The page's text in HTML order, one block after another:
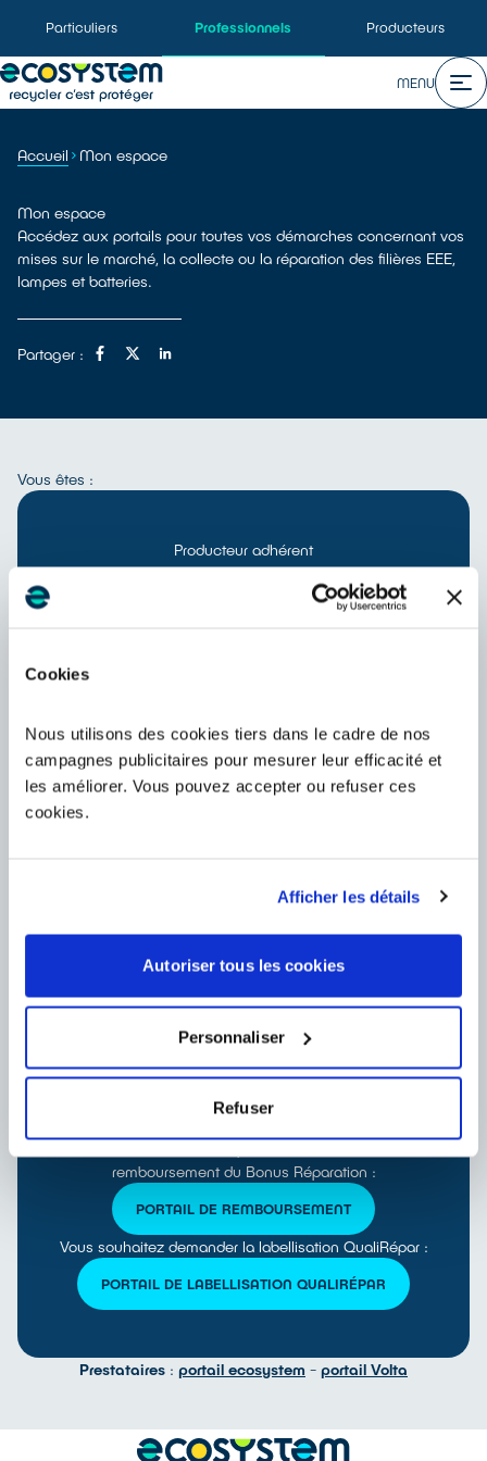
Cookies
Nous utilisons des cookies tiers dans le cadre de nos
campagnes publicitaires pour mesurer leur efficacité et
les améliorer. Vous pouvez accepter ou refuser ces
cookies.
Afficher les détails
Autoriser tous les cookies
Personnaliser
Refuser
Particuliers Professionnels Producteurs
MENU
Accueil Mon espace
Mon espace
Accédez aux portails pour toutes vos démarches concernant vos
mises sur le marché, la collecte ou la réparation des filières EEE,
lampes et batteries.
Partager :
Vous êtes :
Producteur adhérent
Déclarez vos mises sur le marché et accédez à vos
contrats et factures au même endroit :
Détenteur d'équipements usagés et gestionnaire de
déchets
Vous collectez, possédez ou stockez des équipements
EEE & lampes
remboursement du Bonus Réparation :
PORTAIL DE REMBOURSEMENT
Vous souhaitez demander la labellisation QualiRépar :
PORTAIL DE LABELLISATION QUALIRÉPAR
Prestataires : portail ecosystem - portail Volta